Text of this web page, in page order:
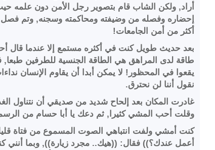
أراد, ولكن الشاب قام بتصوير رجل الأمن دون علمه
إحضاره وفصله من وضيفته ومحاكمته وسجنه, وتم فصل
أكثر من أمن الجامعات!
بعد حديث طويل كنت في أكثره مستمع إلا عندما قال
طاقة لدى المراهق هي الطاقة الجنسية للطرفين
يقعوا في المحظور! لا يمكن أبدا أن يقاوم الإنسان
نقول أننا لن نحترق.
غادرت المكان بعد إلحاح شديد من صديقي أن
وقلت أحب المشي كثيرا, ثم دعك يا أبا حسام من
كنت أمشي ولفت انتباهي الصوت المسموع من فتاة
أعمل عندك؟)) فقال: ((هيك.. مجرد زيارة)), وبما أنني